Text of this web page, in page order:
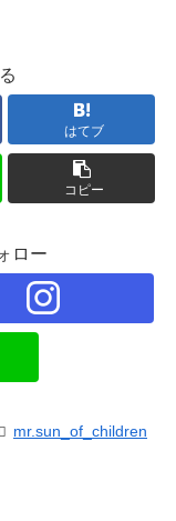
はてブ
コピー
ロー
mr.sun_of_children